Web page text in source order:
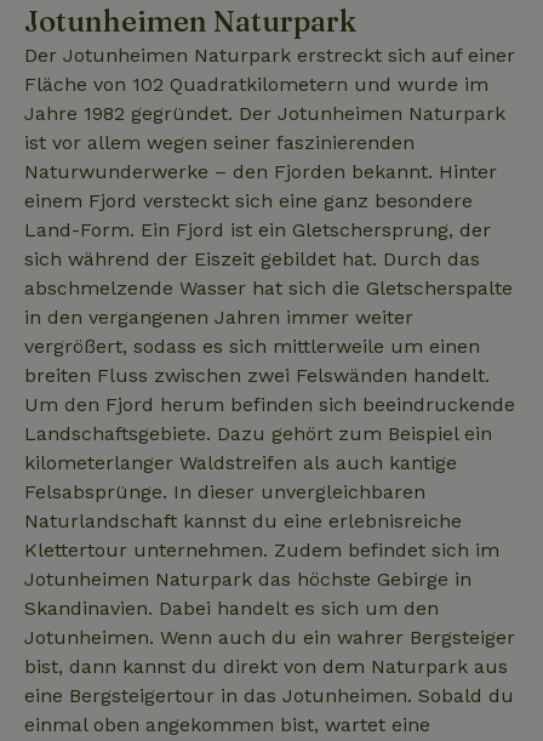
Jotunheimen Naturpark
Der Jotunheimen Naturpark erstreckt sich auf einer
Fläche von 102 Quadratkilometern und wurde im
Jahre 1982 gegründet. Der Jotunheimen Naturpark
ist vor allem wegen seiner faszinierenden
Naturwunderwerke – den Fjorden bekannt. Hinter
einem Fjord versteckt sich eine ganz besondere
Land-Form. Ein Fjord ist ein Gletschersprung, der
sich während der Eiszeit gebildet hat. Durch das
abschmelzende Wasser hat sich die Gletscherspalte
in den vergangenen Jahren immer weiter
vergrößert, sodass es sich mittlerweile um einen
breiten Fluss zwischen zwei Felswänden handelt.
Um den Fjord herum befinden sich beeindruckende
Landschaftsgebiete. Dazu gehört zum Beispiel ein
kilometerlanger Waldstreifen als auch kantige
Felsabsprünge. In dieser unvergleichbaren
Naturlandschaft kannst du eine erlebnisreiche
Klettertour unternehmen. Zudem befindet sich im
Jotunheimen Naturpark das höchste Gebirge in
Skandinavien. Dabei handelt es sich um den
Jotunheimen. Wenn auch du ein wahrer Bergsteiger
bist, dann kannst du direkt von dem Naturpark aus
eine Bergsteigertour in das Jotunheimen. Sobald du
einmal oben angekommen bist, wartet eine
wird zur
Besucher-,
Sitzungs-
verwendet.
_ga_JRK1QL37RY .naturhaeuschen.de
1 Jahr 1
Dieses
Analytics
den
.naturhaeuschen.de
gesetzt und
Informationen
der
nutzt, sowie
die der
Endbenutzer
möglicherweise
vor dem
Website
test_cookie
Google LLC
.doubleclick.net
14 Minuten
59
Sekunden
Dieses Cookie
wird von
DoubleClick (im
Google)
gesetzt, um
festzustellen,
ob der Browser
des Website-
Cookies
unterstützt.
_nhft_safety-deposit-refund www.naturhaeuschen.de
_nhft_search-geo-json www.naturhaeuschen.de
_nhft_privacy-policy www.naturhaeuschen.de
_nhft_user-create-account www.naturhaeuschen.de
www.naturhaeuschen.de
_nhftconstraint_privacy-
policy
www.naturhaeuschen.de